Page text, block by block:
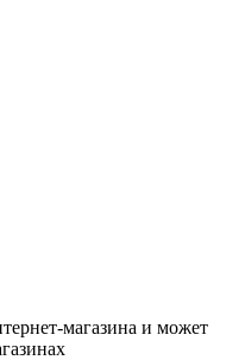
магазина и может